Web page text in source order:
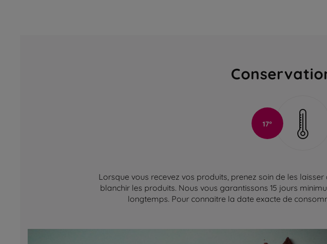
17°
Lorsque vous recevez vos produits, prenez soin de les
blanchir les produits. Nous vous garantissons 15 jours
longtemps. Pour connaitre la date exacte de